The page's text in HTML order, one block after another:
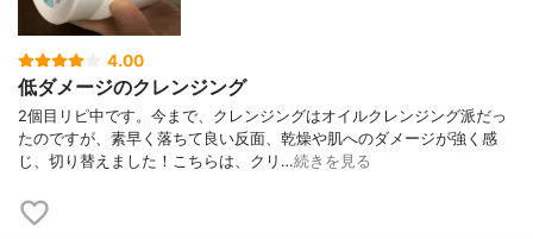
4.00
低ダメージのクレンジング
2個目リピ中です。今まで、クレンジングはオイルクレンジング派だっ
たのですが、素早く落ちて良い反面、乾燥や肌へのダメージが強く感
じ、切り替えました！こちらは、クリ…続きを見る